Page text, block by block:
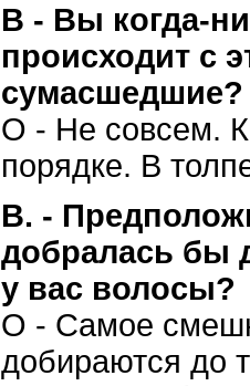
В - Вы когда-
происходит с
сумасшедшие?
О - Не совсем.
порядке. В
В. -
добралась бы
у вас волосы?
О - Самое
добираются до